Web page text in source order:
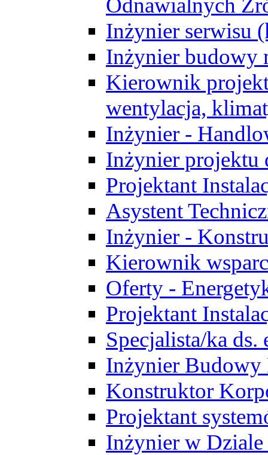
Odnawialnych
Inżynier serwisu
Inżynier budowy
Kierownik
wentylacja,
Inżynier -
Inżynier projektu
Projektant
Asystent
Inżynier -
Kierownik
Oferty -
Projektant
Specjalista/ka
Inżynier
Konstruktor
Projektant
Inżynier w